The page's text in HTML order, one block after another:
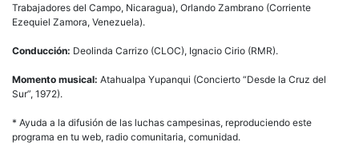
Trabajadores del Campo, Nicaragua), Orlando Zambrano (Corriente
Ezequiel Zamora, Venezuela).
Conducción: Deolinda Carrizo (CLOC), Ignacio Cirio (RMR).
Momento musical: Atahualpa Yupanqui (Concierto “Desde la Cruz del
Sur”, 1972).
* Ayuda a la difusión de las luchas campesinas, reproduciendo este
programa en tu web, radio comunitaria, comunidad.